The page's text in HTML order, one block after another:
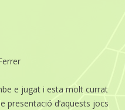
e jugat i esta molt currat
presentació d’aquests jocs